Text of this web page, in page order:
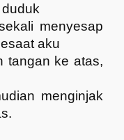
duduk
menyesap
aku
tangan ke atas,
menginjak